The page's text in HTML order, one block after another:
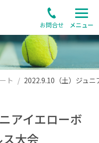
メニュー
お問合せ
ト
アイエローボ
大会